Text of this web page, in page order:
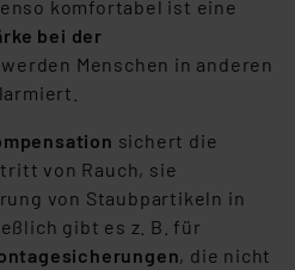
komfortabel ist eine
bei der
werden Menschen in anderen
sichert die
von Rauch, sie
von Staubpartikeln in
gibt es z. B. für
, die nicht